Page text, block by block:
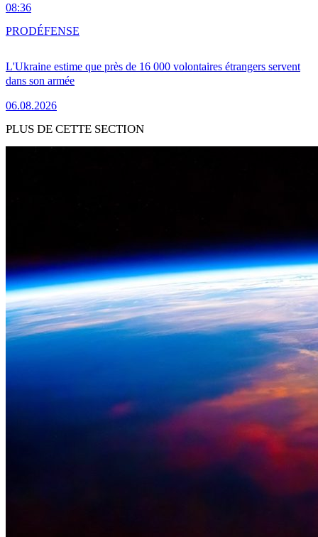
08:36
L'Ukraine estime que près de 16 000 volontaires étrangers servent
dans son armée
06.08.2026
PRODÉFENSE
PLUS DE CETTE SECTION